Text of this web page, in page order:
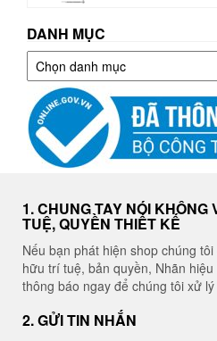
DANH MỤC
Danh
mục
1. CHUNG TAY NÓI KHÔNG
TUỆ, QUYỀN THIẾT KẾ
Nếu bạn phát hiện shop chúng
hữu trí tuệ, bản quyền, Nhãn
thông báo ngay để chúng tôi xử
2. GỬI TIN NHẮN